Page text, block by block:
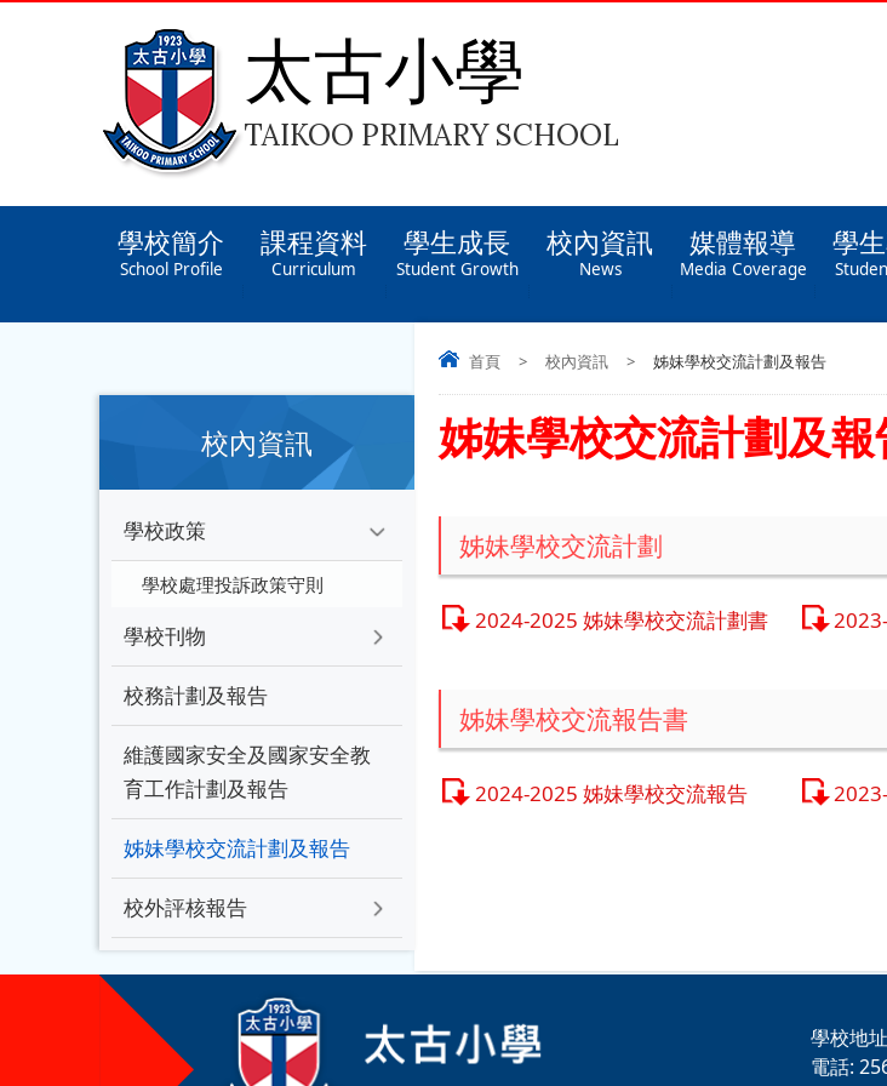
太古小學
TAIKOO PRIMARY SCHOOL
學校簡介
School Profile
課程資料
Curriculum
學生成長
Student Growth
校內資訊
News
媒體報導
Media Coverage
學
首頁 > 校內資訊 > 姊妹學校交流計劃及報告
姊妹學校交流計劃及報
姊妹學校交流計劃
2024-2025 姊妹學校交流計劃書
姊妹學校交流報告書
2024-2025 姊妹學校交流報告
校內資訊
學校政策
學校處理投訴政策守則
學校刊物
校務計劃及報告
維護國家安全及國家安全教
育工作計劃及報告
姊妹學校交流計劃及報告
校外評核報告
學校地
電話: